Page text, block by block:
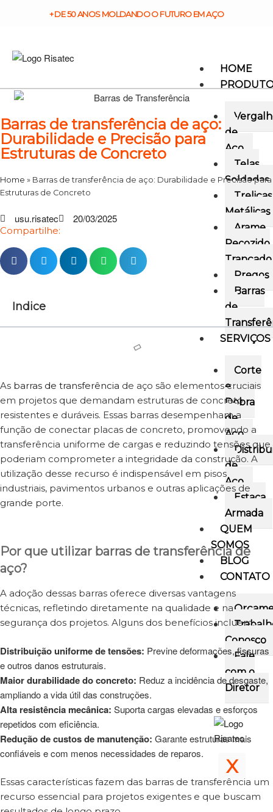
+ DE 50 ANOS MOLDANDO O FUTURO EM AÇO
HOME
de
Aço
Telas
Soldadas
Treliças
Metálicas
Arame
Recozido
Trançado
Pregos
Barras
de
SERVIÇOS
Corte
e
Dobra
de
Aço
de
Aço
Estaca
Armada
QUEM
SOMOS
BLOG
CONTATO
Conosco
Fale
com o
Diretor
X
Barras de transferência de aço:
Durabilidade e Precisão para
Estruturas de Concreto
Home » Barras de transferência de aço: Durabilidade e Precisão para
Estruturas de Concreto
usu.risatec 20/03/2025
Compartilhe:
Indice
As barras de transferência de aço são elementos cruciais
em projetos que demandam estruturas de concreto
resistentes e duráveis. Essas barras desempenham a
função de conectar placas de concreto, promovendo a
transferência uniforme de cargas e reduzindo tensões que
poderiam comprometer a integridade da construção. A
utilização desse recurso é indispensável em pisos
industriais, pavimentos urbanos e outras aplicações de
grande porte.
Por que utilizar barras de transferência de
aço?
A adoção dessas barras oferece diversas vantagens
técnicas, refletindo diretamente na qualidade e na
segurança dos projetos. Alguns dos benefícios incluem:
Distribuição uniforme de tensões: Previne deformações, fissuras
e outros danos estruturais.
Maior durabilidade do concreto: Reduz a incidência de desgaste,
ampliando a vida útil das construções.
Alta resistência mecânica: Suporta cargas elevadas e esforços
repetidos com eficiência.
Redução de custos de manutenção: Garante estruturas mais
confiáveis e com menos necessidades de reparos.
Essas características fazem das barras de transferência um
recurso essencial para projetos exigentes e que buscam